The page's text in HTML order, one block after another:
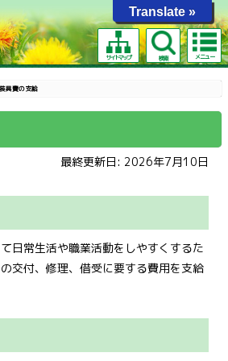
サイトマップ 検索 メニュー
具費の支給
最終更新日: 2026年7月10日
日常生活や職業活動をしやすくするた
交付、修理、借受に要する費用を支給
Translate »